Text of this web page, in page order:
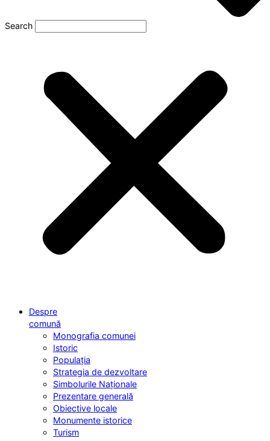
Search
Despre
comună
Monografia comunei
Istoric
Populația
Strategia de dezvoltare
Simbolurile Naționale
Prezentare generală
Obiective locale
Monumente istorice
Turism